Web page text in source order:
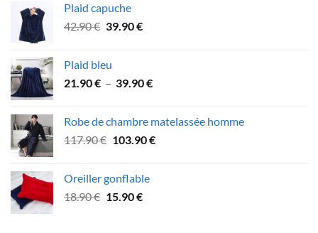
était :
106.90 €.
Plaid capuche
42.90€ Le
était :
42.90 €.
39.90€Le
39.90 €.
Plaid bleu
21.90€ – 39.90€Plage
21.90 €
à
Robe de chambre matelassée homme
117.90€ Le
était :
117.90 €.
103.90€Le
Oreiller gonflable
18.90€ Le
15.90€Le